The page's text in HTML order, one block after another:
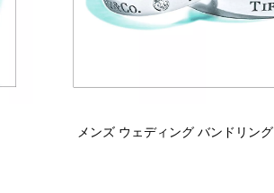
メンズ ウェディング バンドリング